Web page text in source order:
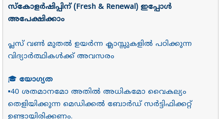
സ്കോളർഷിപ്പിന് (Fresh & Renewal) ഇപ്പോൾ
അപേക്ഷിക്കാം
പ്ലസ് വൺ മുതൽ ഉയർന്ന ക്ലാസ്സുകളിൽ പഠിക്കുന്ന
വിദ്യാർത്ഥികൾക്ക് അവസരം
🎓 യോഗ്യത
▪40 ശതമാനമോ അതിൽ അധികമോ വൈകല്യം
തെളിയിക്കുന്ന മെഡിക്കൽ ബോർഡ്‌ സർട്ടിഫിക്കറ്റ്
ഉണ്ടായിരിക്കണം.